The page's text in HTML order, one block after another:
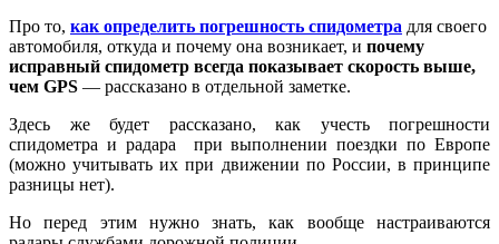
Про то, как определить погрешность спидометра для своего
автомобиля, откуда и почему она возникает, и почему
исправный спидометр всегда показывает скорость выше,
чем GPS — рассказано в отдельной заметке.
Здесь же будет рассказано, как учесть погрешности
спидометра и радара при выполнении поездки по Европе
(можно учитывать их при движении по России, в принципе
разницы нет).
Но перед этим нужно знать, как вообще настраиваются